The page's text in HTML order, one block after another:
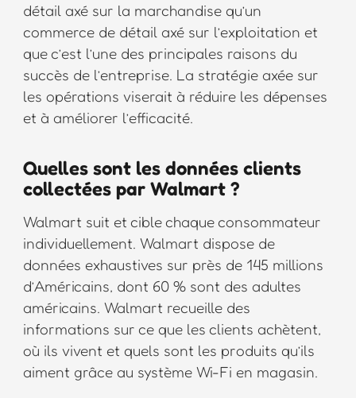
détail axé sur la marchandise qu’un
commerce de détail axé sur l’exploitation et
que c’est l’une des principales raisons du
succès de l’entreprise. La stratégie axée sur
les opérations viserait à réduire les dépenses
et à améliorer l’efficacité.
Quelles sont les données clients
collectées par Walmart ?
Walmart suit et cible chaque consommateur
individuellement. Walmart dispose de
données exhaustives sur près de 145 millions
d’Américains, dont 60 % sont des adultes
américains. Walmart recueille des
informations sur ce que les clients achètent,
où ils vivent et quels sont les produits qu’ils
aiment grâce au système Wi-Fi en magasin.